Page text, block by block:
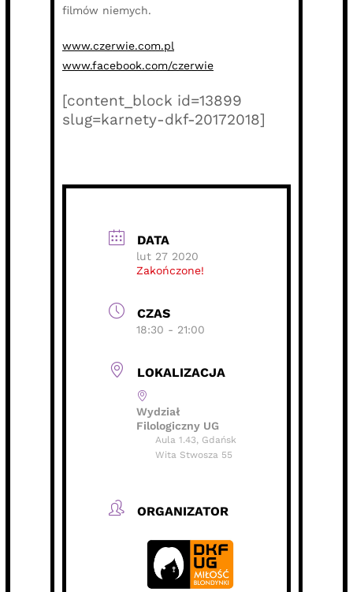
filmów niemych.
www.czerwie.com.pl
www.facebook.com/czerwie
[content_block id=13899
slug=karnety-dkf-20172018]
DATA
lut 27 2020
Zakończone!
CZAS
18:30 - 21:00
LOKALIZACJA
Wydział
Filologiczny UG
Aula 1.43, Gdańsk
Wita Stwosza 55
ORGANIZATOR